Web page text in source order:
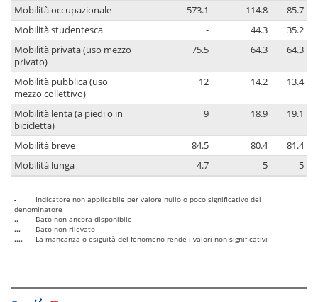
Mobilità occupazionale 573.1 114.8
85.7
Mobilità studentesca
- 44.3
35.2
Mobilità privata (uso mezzo
privato)
75.5 64.3 64.3
Mobilità pubblica (uso
mezzo collettivo)
12 14.2 13.4
Mobilità lenta (a piedi o in
bicicletta)
9 18.9 19.1
Mobilità breve 84.5 80.4
81.4
Mobilità lunga
4.7 5 5
-
Indicatore non applicabile per valore nullo o poco significativo del
denominatore
..
Dato non ancora disponibile
...
Dato non rilevato
....
La mancanza o esiguità del fenomeno rende i valori non significativi